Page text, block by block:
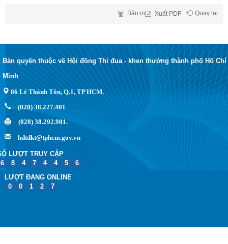
Quay lại
Xuất PDF
Bản in
Bản quyền thuộc về Hội đồng Thi đua - khen thưởng thành phố Hồ Chí
Minh
86 Lê Thánh Tôn, Q.1, TP HCM.
(028) 38.227.401
(028) 38.292.901.
hdtdkt@tphcm.gov.vn
LƯỢT TRUY CẬP
6
8 4 7 4 4 5
6
LƯỢT ĐANG ONLINE
0
0 1 2 7